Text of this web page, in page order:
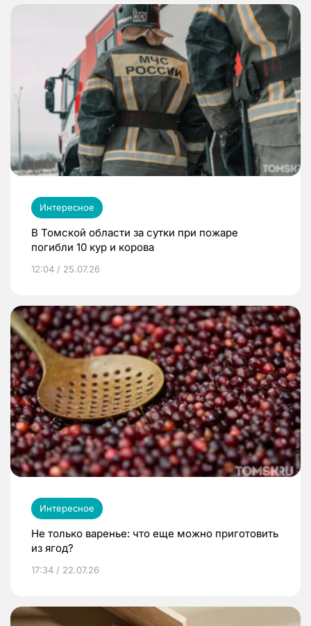
Интересное
В Томской области за сутки при пожаре
погибли 10 кур и корова
12:04 / 25.07.26
Интересное
Не только варенье: что еще можно приготовить
из ягод?
17:34 / 22.07.26